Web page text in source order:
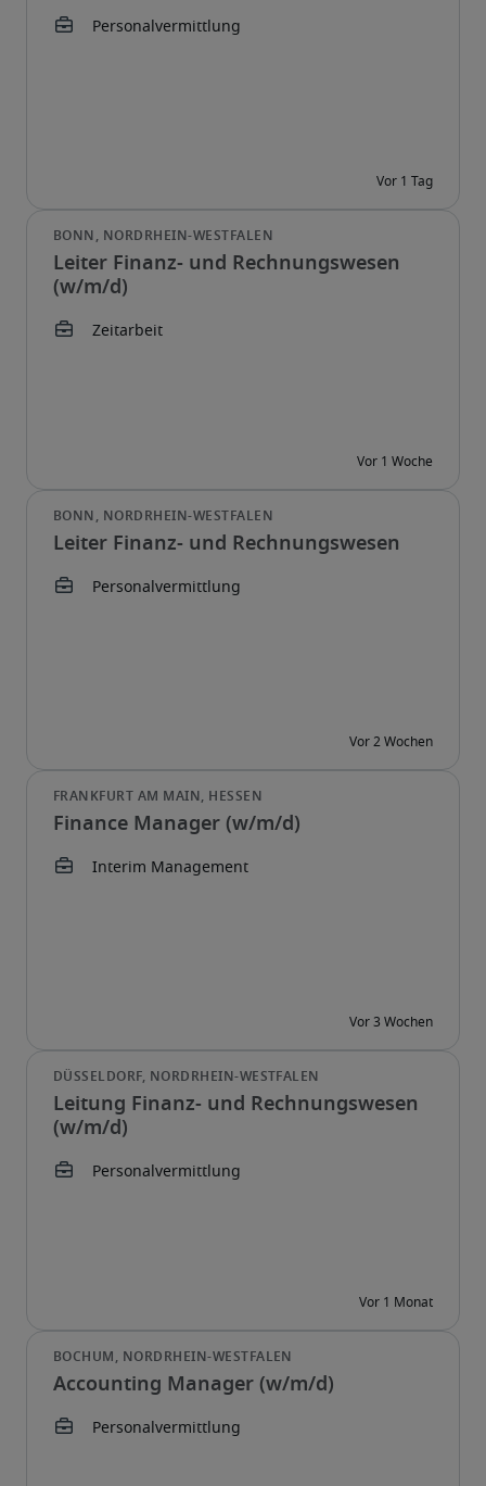
Leiter Finanz- und Rechnungswesen
(w/m/d)
Leiter Finanz- und Rechnungswesen
Finance Manager (w/m/d)
Leitung Finanz- und Rechnungswesen
(w/m/d)
Accounting Manager (w/m/d)